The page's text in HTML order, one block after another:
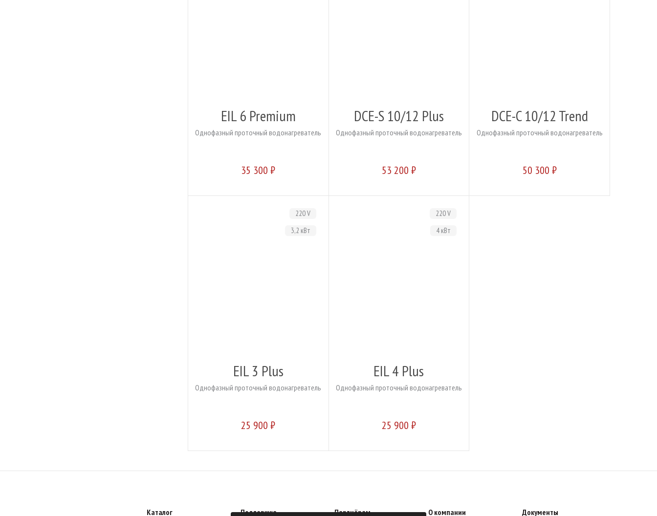
EIL 6 Premium
Однофазный проточный водонагреватель
35 300 ₽
DCE-S 10/12 Plus
Однофазный проточный водонагреватель
53 200 ₽
DCE-C 10/12 Trend
Однофазный проточный водонагреватель
50 300 ₽
220 V
3,2 кВт
EIL 3 Plus
Однофазный проточный водонагреватель
25 900 ₽
220 V
4 кВт
EIL 4 Plus
Однофазный проточный водонагреватель
25 900 ₽
Каталог Поддержка Партнёрам О компании Документы